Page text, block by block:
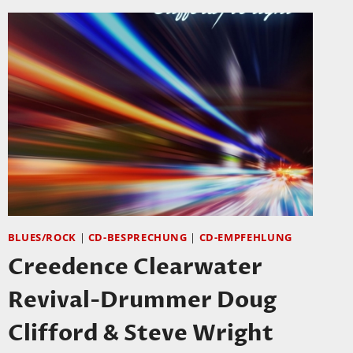
COOKERS:
LOOK
OUT!
BLUES/ROCK | CD-BESPRECHUNG | CD-EMPFEHLUNG
Creedence Clearwater
Revival-Drummer Doug
Clifford & Steve Wright